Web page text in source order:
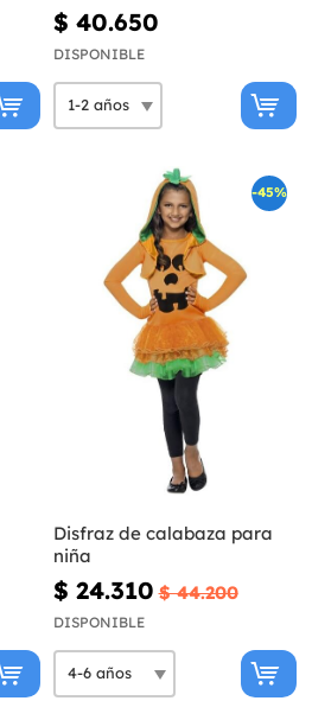
$ 40.650
DISPONIBLE
-45%
Disfraz de calabaza para
niña
$ 24.310 $ 44.200
DISPONIBLE